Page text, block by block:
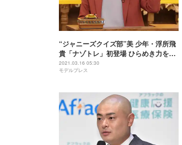
“ジャニーズクイズ部”美 少年・浮所飛
貴「ナゾトレ」初登場 ひらめき力を発
揮
2021.03.16 05:30
モデルプレス